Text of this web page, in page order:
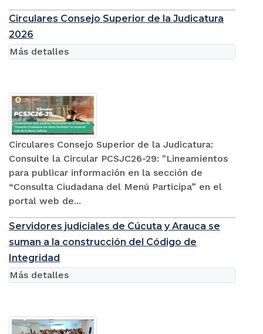
Circulares Consejo Superior de la Judicatura
2026
Circulares Consejo Superior de la Judicatura:
Consulte la Circular PCSJC26-29: "Lineamientos
para publicar información en la sección de
“Consulta Ciudadana del Menú Participa” en el
portal web de...
Más detalles
Servidores judiciales de Cúcuta y Arauca se
suman a la construcción del Código de
Integridad
Más detalles